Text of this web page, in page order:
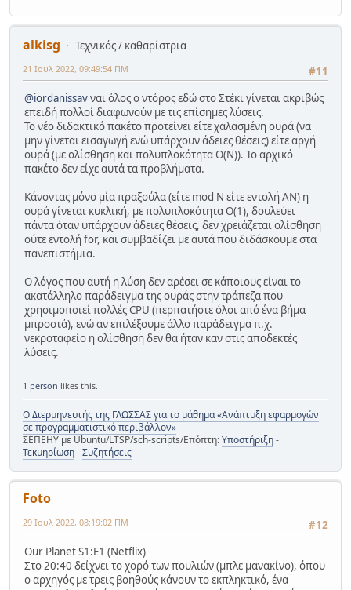
alkisg
Τεχνικός / καθαρίστρια
#11
21 Ιουλ 2022, 09:49:54 ΠΜ
@iordanissavναι όλος ο ντόρος εδώ στο Στέκι γίνεται ακριβώς
επειδή πολλοί διαφωνούν με τις επίσημες λύσεις.
Το νέο διδακτικό πακέτο προτείνει είτε χαλασμένη ουρά (να
μην γίνεται εισαγωγή ενώ υπάρχουν άδειες θέσεις) είτε αργή
ουρά (με ολίσθηση και πολυπλοκότητα Ο(Ν)). Το αρχικό
πακέτο δεν είχε αυτά τα προβλήματα.
Κάνοντας μόνο μία πραξούλα (είτε mod N είτε εντολή ΑΝ) η
ουρά γίνεται κυκλική, με πολυπλοκότητα Ο(1), δουλεύει
πάντα όταν υπάρχουν άδειες θέσεις, δεν χρειάζεται ολίσθηση
ούτε εντολή for, και συμβαδίζει με αυτά που διδάσκουμε στα
πανεπιστήμια.
Ο λόγος που αυτή η λύση δεν αρέσει σε κάποιους είναι το
ακατάλληλο παράδειγμα της ουράς στην τράπεζα που
χρησιμοποιεί πολλές CPU (περπατήστε όλοι από ένα βήμα
μπροστά), ενώ αν επιλέξουμε άλλο παράδειγμα π.χ.
νεκροταφείο η ολίσθηση δεν θα ήταν καν στις αποδεκτές
λύσεις.
1 person likes this.
Ο Διερμηνευτής της ΓΛΩΣΣΑΣ για το μάθημα «Ανάπτυξη εφαρμογών
σε προγραμματιστικό περιβάλλον»
ΣΕΠΕΗΥ με Ubuntu/LTSP/sch-scripts/Επόπτη:Υποστήριξη-
Τεκμηρίωση-Συζητήσεις
Foto
#12
29 Ιουλ 2022, 08:19:02 ΠΜ
Our Planet S1:E1 (Netflix)
Στο 20:40 δείχνει το χορό των πουλιών (μπλε μανακίνο), όπου
ο αρχηγός με τρεις βοηθούς κάνουν το εκπληκτικό, ένα